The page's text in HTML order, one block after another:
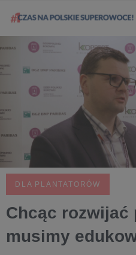
DLA PLANTATORÓW
Chcąc rozwijać
musimy